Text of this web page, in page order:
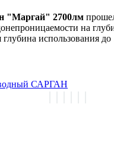
"Маргай" 2700лм
на
глубина использования до